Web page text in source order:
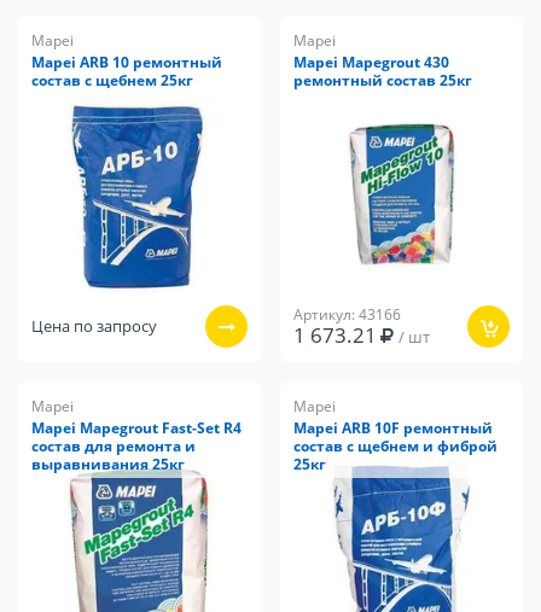
Mapei
Mapei ARB 10 ремонтный
состав с щебнем 25кг
Цена по запросу
Mapei
Mapei Mapegrout 430
ремонтный состав 25кг
Артикул: 43166
1 673.21 / шт
Mapei
Mapei Mapegrout Fast-Set R4
состав для ремонта и
выравнивания 25кг
Mapei
Mapei ARB 10F ремонтный
состав с щебнем и фиброй
25кг